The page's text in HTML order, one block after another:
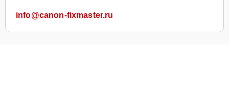
info@canon-fixmaster.ru